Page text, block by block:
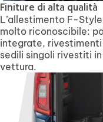
Finiture di alta qualità
L’allestimento F-
molto riconoscibile:
integrate,
sedili singoli rivestiti
vettura.